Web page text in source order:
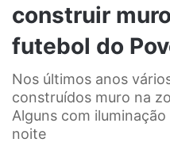
construir
futebol do
Nos últimos anos
construídos muro na
Alguns com
noite